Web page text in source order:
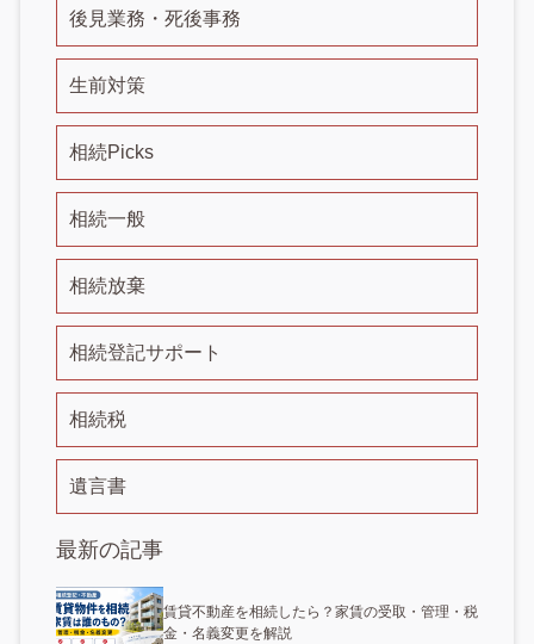
後見業務・死後事務
生前対策
相続Picks
相続一般
相続放棄
相続登記サポート
相続税
遺言書
最新の記事
賃貸不動産を相続したら？家賃の受取・管理・税
金・名義変更を解説